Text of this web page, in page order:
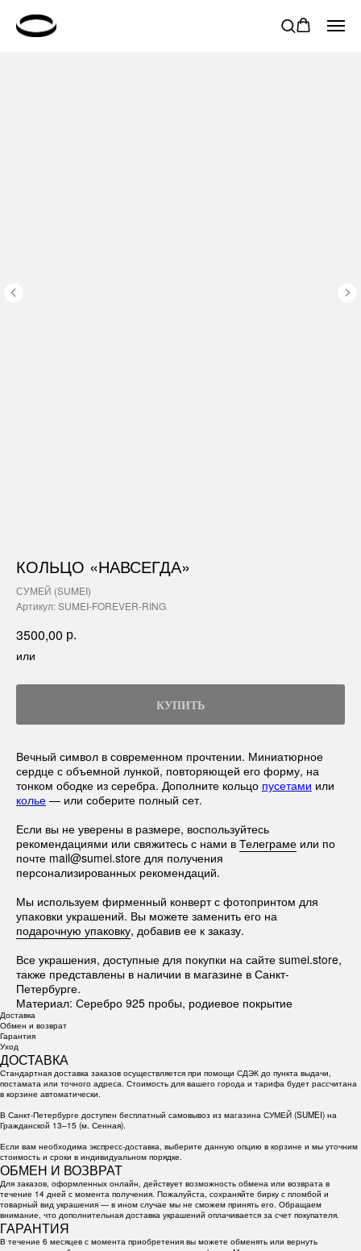
КОЛЬЦО «НАВСЕГДА»
СУМЕЙ (SUMEI)
Артикул:SUMEI-FOREVER-RING
3500,00 р.
или
КУПИТЬ
Вечный символ в современном прочтении. Миниатюрное
сердце с объемной лункой, повторяющей его форму, на
тонком ободке из серебра. Дополните кольцо пусетами или
колье — или соберите полный сет.
Если вы не уверены в размере, воспользуйтесь
рекомендациями или свяжитесь с нами в Телеграме или по
почте mail@sumei.store для получения
персонализированных рекомендаций.
Мы используем фирменный конверт с фотопринтом для
упаковки украшений. Вы можете заменить его на
подарочную упаковку, добавив ее к заказу.
Все украшения, доступные для покупки на сайте sumei.store,
также представлены в наличии в магазине в Санкт-
Петербурге.
Материал: Серебро 925 пробы, родиевое покрытие
Доставка
Обмен и возврат
Гарантия
Уход
ДОСТАВКА
Стандартная доставка заказов осуществляется при помощи СДЭК до пункта выдачи,
постамата или точного адреса. Стоимость для вашего города и тарифа будет рассчитана
в корзине автоматически.
В Санкт-Петербурге доступен бесплатный самовывоз из магазина СУМЕЙ (SUMEI) на
Гражданской 13–15 (м. Сенная).
Если вам необходима экспресс-доставка, выберите данную опцию в корзине и мы уточним
стоимость и сроки в индивидуальном порядке.
ОБМЕН И ВОЗВРАТ
Для заказов, оформленных онлайн, действует возможность обмена или возврата в
течение 14 дней с момента получения. Пожалуйста, сохраняйте бирку с пломбой и
товарный вид украшения — в ином случае мы не сможем принять его. Обращаем
внимание, что дополнительная доставка украшений оплачивается за счет покупателя.
ГАРАНТИЯ
В течение 6 месяцев с момента приобретения вы можете обменять или вернуть